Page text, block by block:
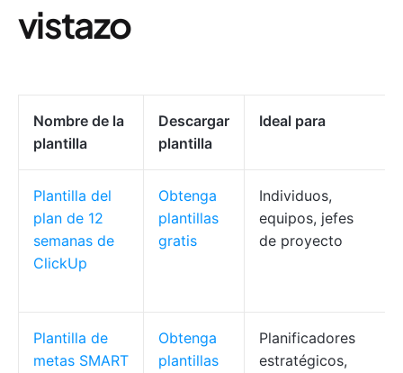
vistazo
Nombre de la
plantilla
Descargar
plantilla
Ideal para
Plantilla del
plan de 12
semanas de
ClickUp
Obtenga
plantillas
gratis
Individuos,
equipos, jefes
de proyecto
Plantilla de
metas SMART
Obtenga
plantillas
Planificadores
estratégicos,